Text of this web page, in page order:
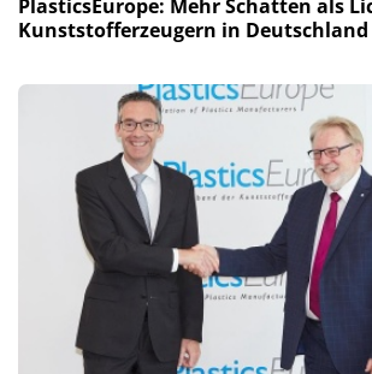
PlasticsEurope: Mehr Schatten als
Kunststofferzeugern in Deutschland